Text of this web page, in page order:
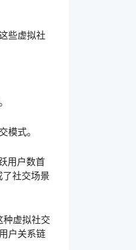
些虚拟社
模式。
用户数首
社交场景
种虚拟社交
户关系链